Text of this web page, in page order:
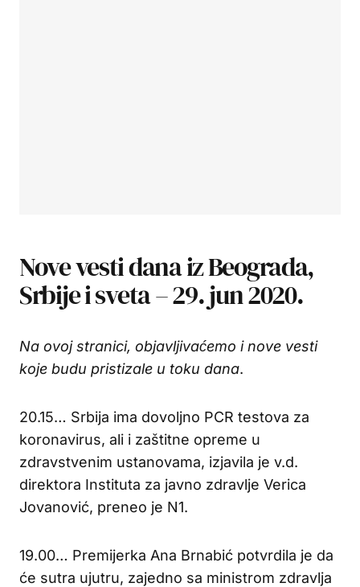
Nove vesti dana iz Beograda,
Srbije i sveta – 29. jun 2020.
Na ovoj stranici, objavljivaćemo i nove vesti
koje budu pristizale u toku dana.
20.15… Srbija ima dovoljno PCR testova za
koronavirus, ali i zaštitne opreme u
zdravstvenim ustanovama, izjavila je v.d.
direktora Instituta za javno zdravlje Verica
Jovanović, preneo je N1.
19.00… Premijerka Ana Brnabić potvrdila je da
će sutra ujutru, zajedno sa ministrom zdravlja